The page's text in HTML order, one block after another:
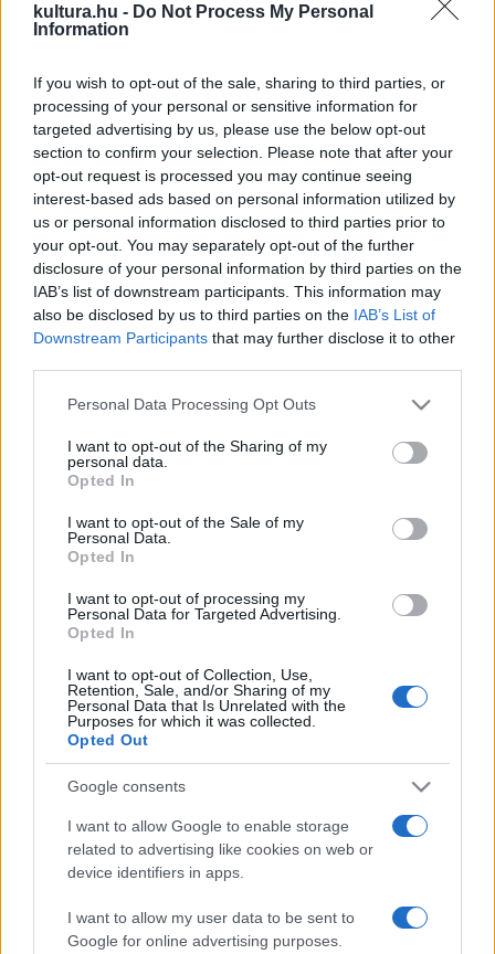
kultura.hu - Do Not Process My Personal
Information
If you wish to opt-out of the sale, sharing to third parties, or
processing of your personal or sensitive information for
targeted advertising by us, please use the below opt-out
section to confirm your selection. Please note that after your
opt-out request is processed you may continue seeing
interest-based ads based on personal information utilized by
us or personal information disclosed to third parties prior to
your opt-out. You may separately opt-out of the further
disclosure of your personal information by third parties on the
IAB’s list of downstream participants. This information may
also be disclosed by us to third parties on the IAB’s List of
Downstream Participants that may further disclose it to other
Please note that this website/app uses one or more Google
not limited to your visit or usage behaviour. You may click to
grant or deny consent to Google and its third-party tags to
use your data for below specified purposes in below Google
consent section.
Personal Data Processing Opt Outs
I want to opt-out of the Sharing of my
personal data.
Opted In
I want to opt-out of the Sale of my
Personal Data.
Opted In
I want to opt-out of processing my
Personal Data for Targeted Advertising.
Opted In
I want to opt-out of Collection, Use,
Retention, Sale, and/or Sharing of my
Personal Data that Is Unrelated with the
Purposes for which it was collected.
Opted Out
Google consents
I want to allow Google to enable storage
related to advertising like cookies on web or
device identifiers in apps.
I want to allow my user data to be sent to
Google for online advertising purposes.
törvény szerint be kellett volna szolgáltatni az illetékes
? akárcsak Magyarországon. Hanan Esel, ahogy most Tel-
Avivban elmesélte, azonnal lefényképezte a tekercseket,
mert nem is remélte, hogy valaha is viszontlátja őket. Idén
márciusban aztán újra felkereste a beduint, és szerencsére
a töredékek még sértetlenül megvoltak. Végül az egyetem
nevében a régész megvette darabját 3000 dollárért
(mintegy 600 ezer forint).
A két kis töredéken az írás Mózes III. könyvéből, a Tóra
származnak, akik a zsidók rómaiak elleni,
Bar Kochba
vezette felkelésének leverése után a Holt-tengerhez közeli
Nahal Arugot-i barlangokban húzták meg magukat. A
Hatóság vizsgálja meg.
archeológus
megjegyezte: érdekes és egyúttal bátorító, hogy a kies
Júdeai-sivatagban az 1960-as évek óta újra szenzációs lelet
került elő.
Hanan Esel régész közlése szerint az újabb két töredék
része annak a 15 tekercsnek, amelyet ebben a térségben
találtak, és abból a korból való, amikor a Bar Kochba
vezetésével a zsidók felkeltek a rómaiak ellen az
időszámításunk szerinti 132-135 között, de egyúttal az első
olyan lelet, amelyen Mózes III. könyvéből való részletek
vannak. Izraeli régészek 1947 és 1956 között átkutattak 11
barlangot a Holt-tenger nyugati partján, és több mint 1000
ősi szöveget találtak, köztük az úgynevezett Holt-tengeri